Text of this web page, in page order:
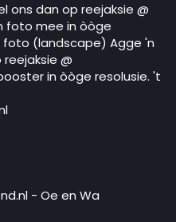
ons dan op reejaksie @
foto mee in òòge
foto (landscape) Agge 'n
@
in òòge resolusie. 't
- Oe en Wa